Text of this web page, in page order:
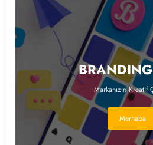
Markanızın Kreatif
Merhaba